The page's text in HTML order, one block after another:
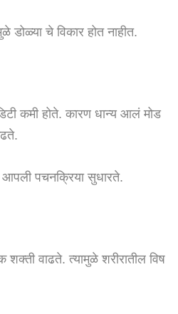
डोळ्या चे विकार होत नाहीत.
कमी होते. कारण धान्य आलं मोड
आपली पचनक्रिया सुधारते.
शक्ती वाढते. त्यामुळे शरीरातील विष